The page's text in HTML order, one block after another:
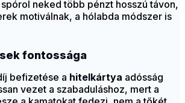
neked több pénzt hosszú távon,
motiválnak, a hólabda módszer is
fontossága
befizetése a hitelkártya adósság
vezet a szabaduláshoz, mert a